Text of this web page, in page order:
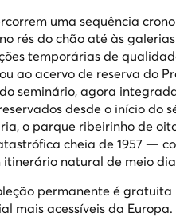
uma sequência
rés do chão até às
temporárias de
ao acervo de reserva do
seminário, agora
desde o início do
o parque ribeirinho de
cheia de 1957 —
itinerário natural de meio
permanente é gratuita
mais acessíveis da